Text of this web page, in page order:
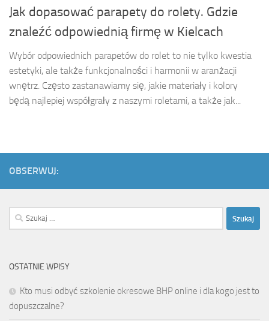
Jak dopasować parapety do rolety. Gdzie
znaleźć odpowiednią firmę w Kielcach
Wybór odpowiednich parapetów do rolet to nie tylko kwestia
estetyki, ale także funkcjonalności i harmonii w aranżacji
wnętrz. Często zastanawiamy się, jakie materiały i kolory
będą najlepiej współgrały z naszymi roletami, a także jak...
OBSERWUJ:
Szukaj:
OSTATNIE WPISY
Kto musi odbyć szkolenie okresowe BHP online i dla kogo jest to
dopuszczalne?